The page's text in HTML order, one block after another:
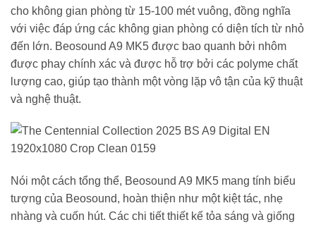
cho không gian phòng từ 15-100 mét vuông, đồng nghĩa
với việc đáp ứng các không gian phòng có diện tích từ nhỏ
đến lớn. Beosound A9 MK5 được bao quanh bởi nhôm
được phay chính xác và được hỗ trợ bởi các polyme chất
lượng cao, giúp tạo thành một vòng lặp vô tận của kỹ thuật
và nghệ thuật.
Nói một cách tổng thể, Beosound A9 MK5 mang tính biểu
tượng của Beosound, hoàn thiện như một kiệt tác, nhẹ
nhàng và cuốn hút. Các chi tiết thiết kế tỏa sáng và giống